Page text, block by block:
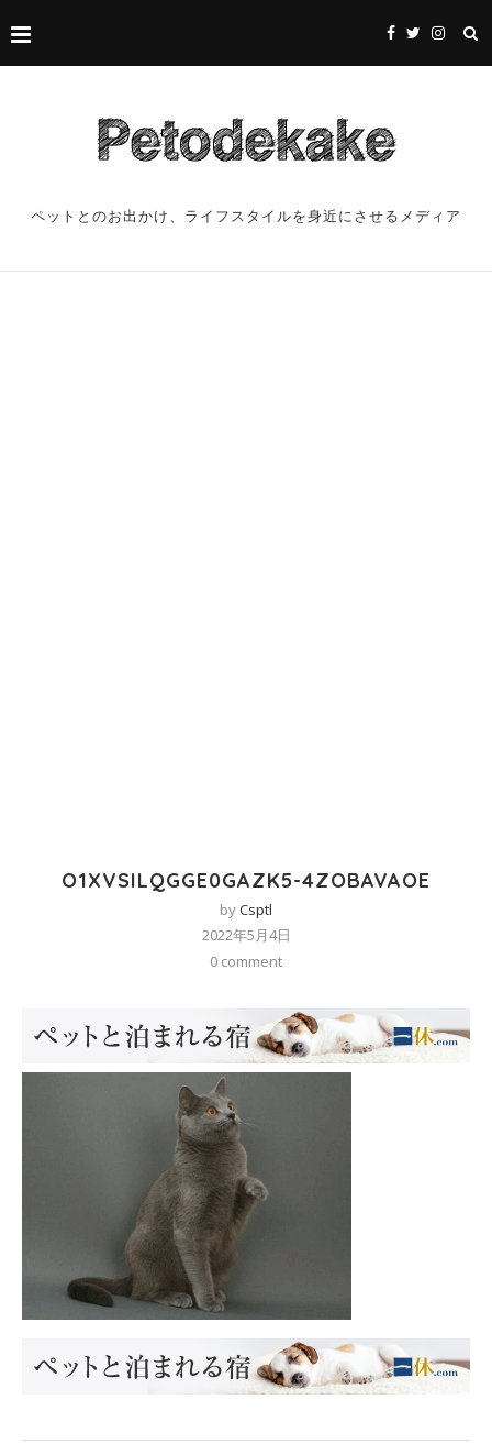
ペットとのお出かけ、ライフスタイルを身近にさせるメディア
O1XVSILQGGE0GAZK5-4ZOBAVAOE
byCsptl
2022年5月4日
0 comment